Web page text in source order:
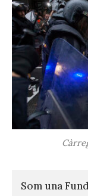
Som una